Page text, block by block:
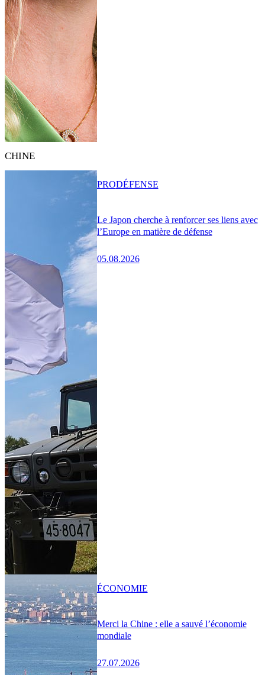
CHINE
Le Japon cherche à renforcer ses liens avec
l’Europe en matière de défense
05.08.2026
PRODÉFENSE
Merci la Chine : elle a sauvé l’économie
mondiale
27.07.2026
ÉCONOMIE